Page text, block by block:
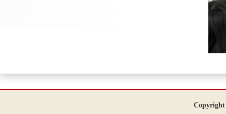
Copyright